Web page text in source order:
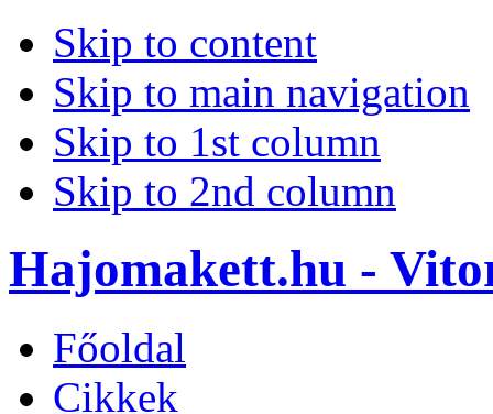
Skip to content
Skip to main navigation
Skip to 1st column
Skip to 2nd column
Hajomakett.hu -
Főoldal
Cikkek